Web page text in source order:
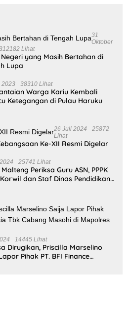
31
Oktober
Lihat
Negeri yang Masih Bertahan di
Lupa
2023 38310 Lihat
Warga Kariu Kembali
Ketegangan di Pulau Haruku
26 Juli 2024
25872
Lihat
Ke-XII Resmi Digelar
25741 Lihat
Periksa Guru ASN, PPPK
dan Staf Dinas Pendidikan
14445 Lihat
Dirugikan, Priscilla Marselino
Pihak PT. BFI Finance